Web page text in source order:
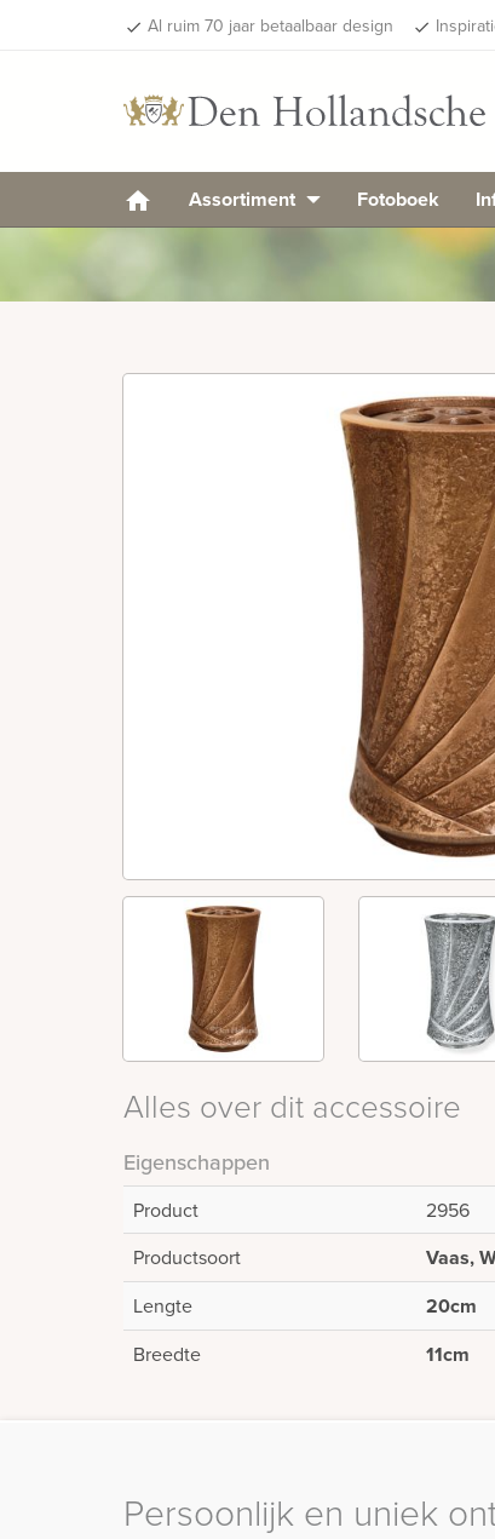
done Al ruim 70 jaar betaalbaar design done
Assortiment Fotoboek
Alles over dit accessoire
Eigenschappen
Product
2956
Productsoort
Vaas,
Lengte 20cm
Breedte 11cm
Persoonlijk en uniek